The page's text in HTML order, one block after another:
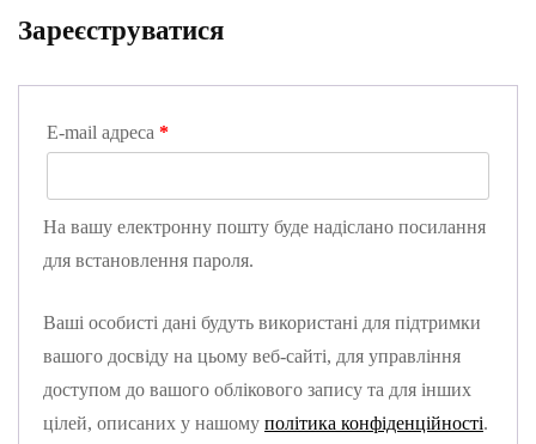
Зареєструватися
E-mail адреса *
На вашу електронну пошту буде надіслано посилання
для встановлення пароля.
Ваші особисті дані будуть використані для підтримки
вашого досвіду на цьому веб-сайті, для управління
доступом до вашого облікового запису та для інших
цілей, описаних у нашому політика конфіденційності.